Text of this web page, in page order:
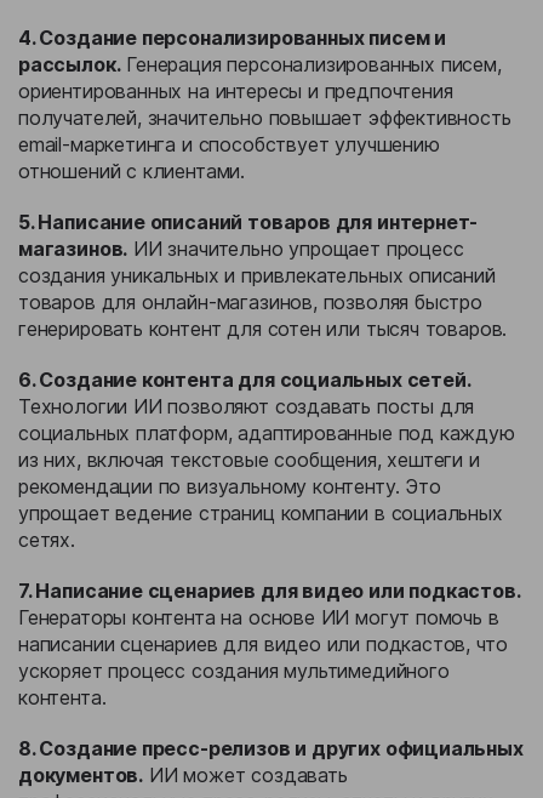
4. Создание персонализированных писем и
рассылок.Генерация персонализированных писем,
ориентированных на интересы и предпочтения
получателей, значительно повышает эффективность
email-маркетинга и способствует улучшению
отношений с клиентами.
5. Написание описаний товаров для интернет-
магазинов. ИИ значительно упрощает процесс
создания уникальных и привлекательных описаний
товаров для онлайн-магазинов, позволяя быстро
генерировать контент для сотен или тысяч товаров.
6. Создание контента для социальных сетей.
Технологии ИИ позволяют создавать посты для
социальных платформ, адаптированные под каждую
из них, включая текстовые сообщения, хештеги и
рекомендации по визуальному контенту. Это
упрощает ведение страниц компании в социальных
сетях.
7. Написание сценариев для видео или подкастов.
Генераторы контента на основе ИИ могут помочь в
написании сценариев для видео или подкастов, что
ускоряет процесс создания мультимедийного
контента.
8. Создание пресс-релизов и других официальных
документов. ИИ может создавать